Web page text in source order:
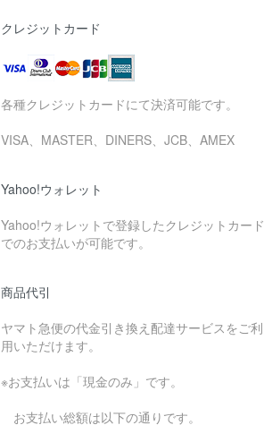
クレジットカード
各種クレジットカードにて決済可能です。
VISA、MASTER、DINERS、JCB、AMEX
Yahoo!ウォレット
Yahoo!ウォレットで登録したクレジットカード
でのお支払いが可能です。
商品代引
ヤマト急便の代金引き換え配達サービスをご利
用いただけます。
※お支払いは「現金のみ」です。
お支払い総額は以下の通りです。